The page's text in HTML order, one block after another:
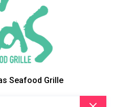
Seafood Grille